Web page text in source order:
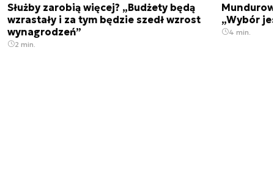
Służby zarobią więcej? „Budżety będą
wzrastały i za tym będzie szedł wzrost
wynagrodzeń”
2 min.
„Wybór
4 min.